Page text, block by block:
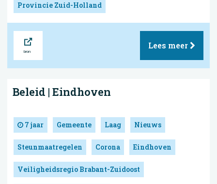
Provincie Zuid-Holland
Lees meer
Beleid | Eindhoven
7 jaar Gemeente Laag Nieuws
Steunmaatregelen Corona Eindhoven
Veiligheidsregio Brabant-Zuidoost